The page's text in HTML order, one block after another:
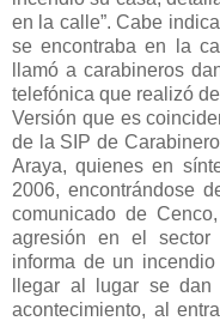
en la calle”. Cabe
se encontraba en la
llamó a carabineros
telefónica que realizó
Versión que es
de la SIP de
Araya, quienes en
2006, encontrándose
comunicado de
agresión en el
informa de un
llegar al lugar se
acontecimiento, al